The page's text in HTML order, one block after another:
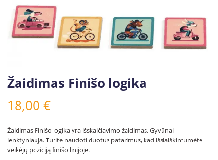
Žaidimas Finišo logika
18,00 €
Žaidimas Finišo logika yra išskaičiavimo žaidimas. Gyvūnai
lenktyniauja. Turite naudoti duotus patarimus, kad išsiaiškintumėte
veikėjų poziciją finišo linijoje.